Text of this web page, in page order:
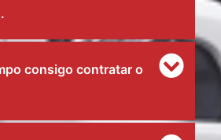
consigo contratar o